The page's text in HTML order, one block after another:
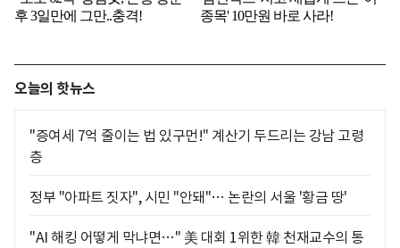
오늘의 핫뉴스
"증여세 7억 줄이는 법 있구먼!" 계산기 두드리는 강남 고령
층
정부 "아파트 짓자", 시민 "안돼"… 논란의 서울 '황금 땅'
"AI 해킹 어떻게 막냐면…" 美 대회 1위한 韓 천재교수의 통